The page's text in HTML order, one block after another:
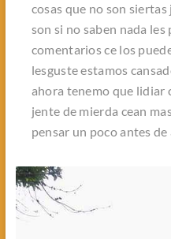
cosas que no son
son si no saben nada
comentarios ce los
lesguste estamos
ahora tenemo que lidiar
jente de mierda cean
pensar un poco antes de